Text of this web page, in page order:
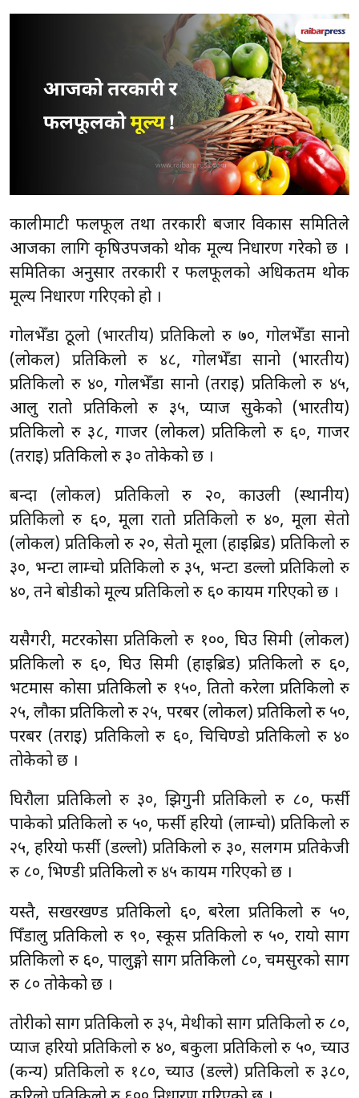
कालीमाटी फलफूल तथा तरकारी बजार विकास समितिले
आजका लागि कृषिउपजको थोक मूल्य निर्धारण गरेको छ ।
समितिका अनुसार तरकारी र फलफूलको अधिकतम थोक
मूल्य निर्धारण गरिएको हो ।
गोलभेँडा ठूलो (भारतीय) प्रतिकिलो रु ७०, गोलभेँडा सानो
(लोकल) प्रतिकिलो रु ४८, गोलभेँडा सानो (भारतीय)
प्रतिकिलो रु ४०, गोलभेँडा सानो (तराई) प्रतिकिलो रु ४५,
आलु रातो प्रतिकिलो रु ३५, प्याज सुकेको (भारतीय)
प्रतिकिलो रु ३८, गाजर (लोकल) प्रतिकिलो रु ६०, गाजर
(तराई) प्रतिकिलो रु ३० तोकेको छ ।
बन्दा (लोकल) प्रतिकिलो रु २०, काउली (स्थानीय)
प्रतिकिलो रु ६०, मूला रातो प्रतिकिलो रु ४०, मूला सेतो
(लोकल) प्रतिकिलो रु २०, सेतो मूला (हाइब्रिड) प्रतिकिलो रु
३०, भन्टा लाम्चो प्रतिकिलो रु ३५, भन्टा डल्लो प्रतिकिलो रु
४०, तने बोडीको मूल्य प्रतिकिलो रु ६० कायम गरिएको छ ।
यसैगरी, मटरकोसा प्रतिकिलो रु १००, घिउ सिमी (लोकल)
प्रतिकिलो रु ६०, घिउ सिमी (हाइब्रिड) प्रतिकिलो रु ६०,
भटमास कोसा प्रतिकिलो रु १५०, तितो करेला प्रतिकिलो रु
२५, लौका प्रतिकिलो रु २५, परबर (लोकल) प्रतिकिलो रु ५०,
परबर (तराई) प्रतिकिलो रु ६०, चिचिण्डो प्रतिकिलो रु ४०
तोकेको छ ।
घिरौला प्रतिकिलो रु ३०, झिगुनी प्रतिकिलो रु ८०, फर्सी
पाकेको प्रतिकिलो रु ५०, फर्सी हरियो (लाम्चो) प्रतिकिलो रु
२५, हरियो फर्सी (डल्लो) प्रतिकिलो रु ३०, सलगम प्रतिकेजी
रु ८०, भिण्डी प्रतिकिलो रु ४५ कायम गरिएको छ ।
यस्तै, सखरखण्ड प्रतिकिलो ६०, बरेला प्रतिकिलो रु ५०,
पिँडालु प्रतिकिलो रु ९०, स्कूस प्रतिकिलो रु ५०, रायो साग
प्रतिकिलो रु ६०, पालुङ्गो साग प्रतिकिलो ८०, चमसुरको साग
रु ८० तोकेको छ ।
तोरीको साग प्रतिकिलो रु ३५, मेथीको साग प्रतिकिलो रु ८०,
प्याज हरियो प्रतिकिलो रु ४०, बकुला प्रतिकिलो रु ५०, च्याउ
(कन्य) प्रतिकिलो रु १८०, च्याउ (डल्ले) प्रतिकिलो रु ३८०,